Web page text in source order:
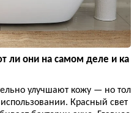
ли они на самом деле и ка
улучшают кожу — но тол
Красный свет